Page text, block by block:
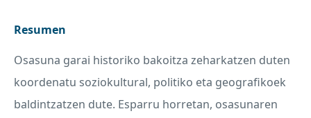
Resumen
Osasuna garai historiko bakoitza zeharkatzen duten
koordenatu soziokultural, politiko eta geografikoek
baldintzatzen dute. Esparru horretan, osasunaren